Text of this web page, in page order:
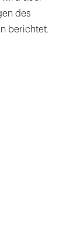
des
berichtet.